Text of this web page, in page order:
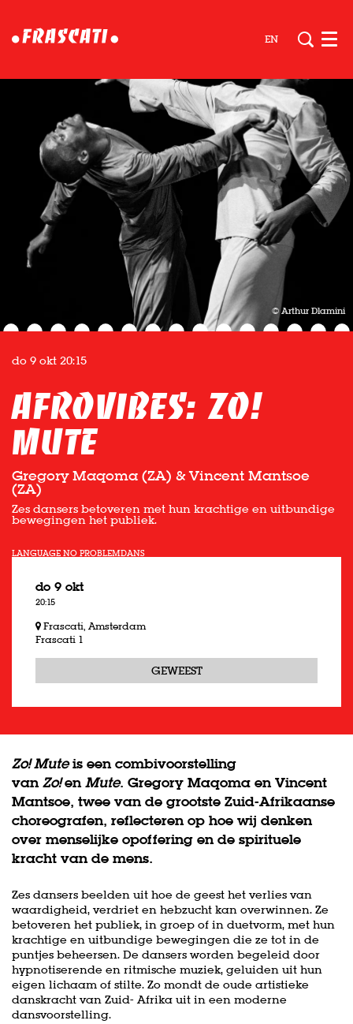
EN
© Arthur Dlamini
Afrovibes: ZO!
Mute
Gregory Maqoma (ZA) & Vincent Mantsoe
(ZA)
do 9 okt 20:15
Zes dansers betoveren met hun krachtige en uitbundige
bewegingen het publiek.
LANGUAGE NO PROBLEMDANS
do 9 okt
20:15
Frascati, Amsterdam
Frascati 1
GEWEEST
Zo! Muteis een combivoorstelling
vanZo!enMute. Gregory Maqoma en Vincent
Mantsoe, twee van de grootste Zuid-Afrikaanse
choreografen, reflecteren op hoe wij denken
over menselijke opoffering en de spirituele
kracht van de mens.
Zes dansers beelden uit hoe de geest het verlies van
waardigheid, verdriet en hebzucht kan overwinnen. Ze
betoveren het publiek, in groep of in duetvorm, met hun
krachtige en uitbundige bewegingen die ze tot in de
puntjes beheersen. De dansers worden begeleid door
hypnotiserende en ritmische muziek, geluiden uit hun
eigen lichaam of stilte. Zo mondt de oude artistieke
danskracht van Zuid- Afrika uit in een moderne
dansvoorstelling.